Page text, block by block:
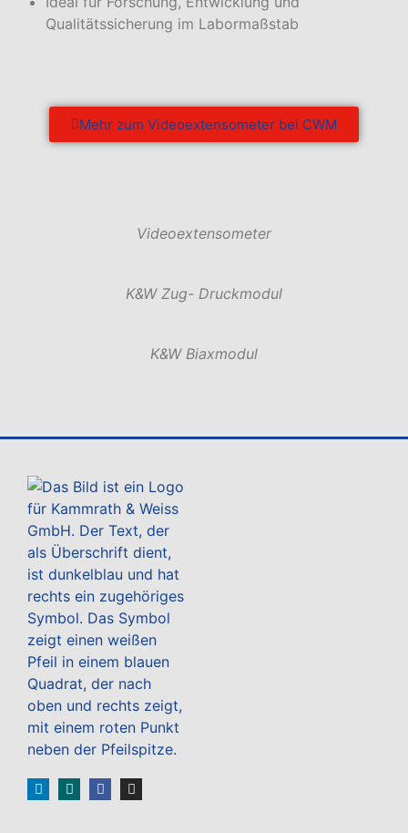
Qualitätssicherung im Labormaßstab
Mehr zum Videoextensometer bei CWM
Videoextensometer
K&W Zug- Druckmodul
K&W Biaxmodul